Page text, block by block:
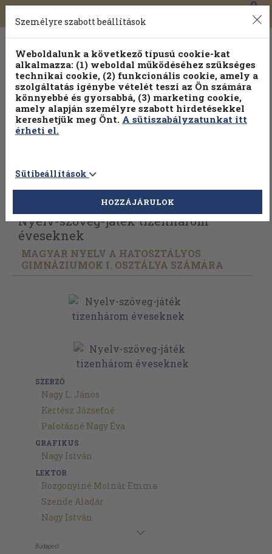
Toggle
navigation
0
Vissza az előző oldalra Válasszon példányt
Nyelv-szöveg-játék tizenhárom
éveseknek
MAGYAR NYELV A HATOSZTÁLYOS
GIMNÁZIUMOK I. OSZTÁLYA SZÁMÁRA
SZERZŐ
Nagy L. János
Kertész Józsefné
Palotásné Nagy Éva
GRAFIKUS
Nagy István
LEKTOR
Rozgonyiné Molnár Emma
Szende Aladár
Nagy István
Budapest
Személyre szabott beállítások
Weboldalunk a következő típusú cookie-kat
alkalmazza: (1) weboldal működéséhez szükséges
technikai cookie, (2) funkcionális cookie, amely a
szolgáltatás igénybe vételét teszi az Ön számára
könnyebbé és gyorsabbá, (3) marketing cookie,
amely alapján személyre szabott hirdetésekkel
kereshetjük meg Önt. A sütiszabályzatunkat itt
érheti el.
Sütibeállítások
HOZZÁJÁRULOK